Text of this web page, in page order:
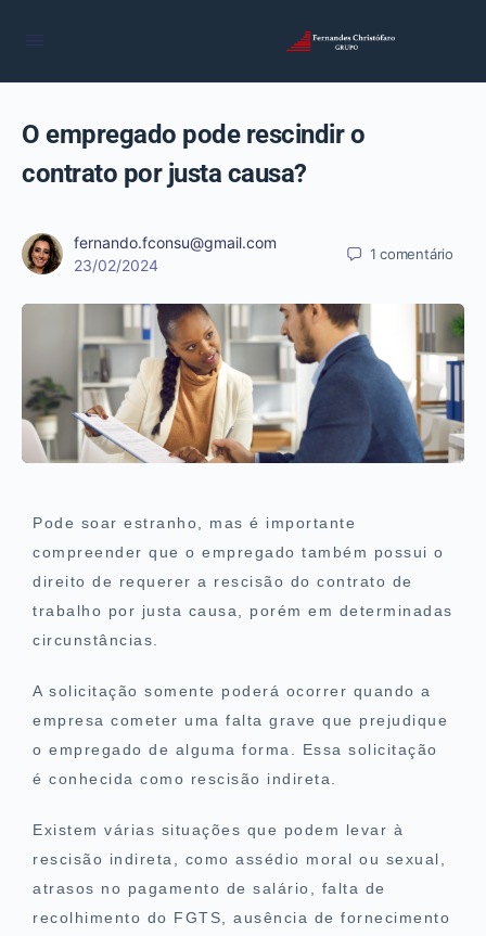
O empregado pode rescindir o
contrato por justa causa?
fernando.fconsu@gmail.com
23/02/2024
1comentário
Pode soar estranho, mas é importante
compreender que o empregado também possui o
direito de requerer a rescisão do contrato de
trabalho por justa causa, porém em determinadas
circunstâncias.
A solicitação somente poderá ocorrer quando a
empresa cometer uma falta grave que prejudique
o empregado de alguma forma. Essa solicitação
é conhecida como rescisão indireta.
Existem várias situações que podem levar à
rescisão indireta, como assédio moral ou sexual,
atrasos no pagamento de salário, falta de
recolhimento do FGTS, ausência de fornecimento